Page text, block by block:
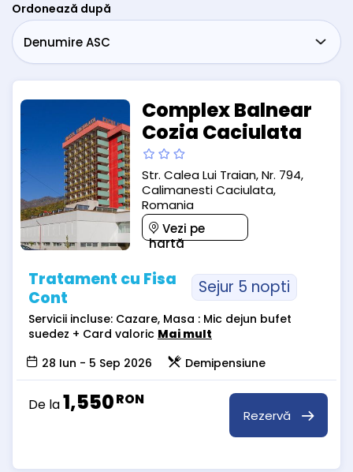
Ordonează după
Complex Balnear
Cozia Caciulata
Str. Calea Lui Traian, Nr. 794,
Calimanesti Caciulata,
Romania
Vezi pe
hartă
Tratament cu Fisa
Cont
Sejur 5 nopti
Servicii incluse: Cazare, Masa : Mic dejun bufet
suedez + Card valoric Mai mult
28 Iun - 5 Sep 2026
Demipensiune
De la1,550RON
Rezervă